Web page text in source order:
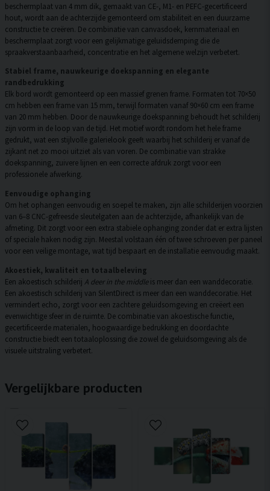
beschermplaat van 4 mm dik, gemaakt van CE-, M1- en PEFC-gecertificeerd
hout, wordt aan de achterzijde gemonteerd om stabiliteit en een duurzame
constructie te creëren. De combinatie van canvasdoek, kernmateriaal en
beschermplaat zorgt voor een gelijkmatige geluidsdemping die de
spraakverstaanbaarheid, concentratie en het algemene welzijn verbetert.
Stabiel frame, nauwkeurige doekspanning en elegante
randbedrukking
Elk bord wordt gemonteerd op een massief grenen frame. Formaten tot 70×50
cm hebben een frame van 15 mm, terwijl formaten vanaf 90×60 cm een frame
van 20 mm hebben. Door de nauwkeurige doekspanning behoudt het schilderij
zijn vorm in de loop van de tijd. Het motief wordt rondom het hele frame
gedrukt, wat een stijlvolle galerielook geeft waarbij het schilderij er vanaf de
zijkant net zo mooi uitziet als van voren. De combinatie van strakke
doekspanning, zuivere lijnen en een correcte afdruk zorgt voor een
professionele afwerking.
Eenvoudige ophanging
Om het ophangen eenvoudig en soepel te maken, zijn alle schilderijen voorzien
van 6–8 CNC-gefreesde sleutelgaten aan de achterzijde, afhankelijk van de
afmeting. Dit zorgt voor een extra stabiele ophanging zonder dat er extra lijsten
of speciale haken nodig zijn. Meestal volstaan één of twee schroeven per paneel
voor een veilige montage, wat tijd bespaart en de installatie eenvoudig maakt.
Akoestiek, kwaliteit en totaalbeleving
Een akoestisch schilderij A deer in the middleis meer dan een wanddecoratie.
Een akoestisch schilderij van SilentDirect is meer dan een wanddecoratie. Het
vermindert echo, zorgt voor een zachtere geluidsomgeving en creëert een
evenwichtige sfeer in de ruimte. De combinatie van akoestische functie,
gecertificeerde materialen, hoogwaardige bedrukking en doordachte
constructie biedt een totaaloplossing die zowel de geluidsomgeving als de
visuele uitstraling verbetert.
Vergelijkbare producten